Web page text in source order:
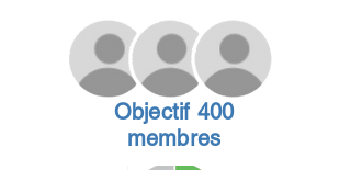
Objectif 400
membres